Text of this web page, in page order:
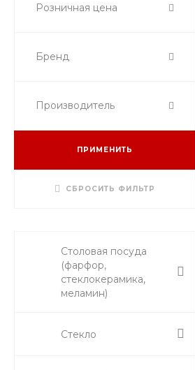
Розничная цена
Бренд
Производитель
ПРИМЕНИТЬ
СБРОСИТЬ ФИЛЬТР
Столовая посуда
(фарфор,
стеклокерамика,
меламин)
Стекло